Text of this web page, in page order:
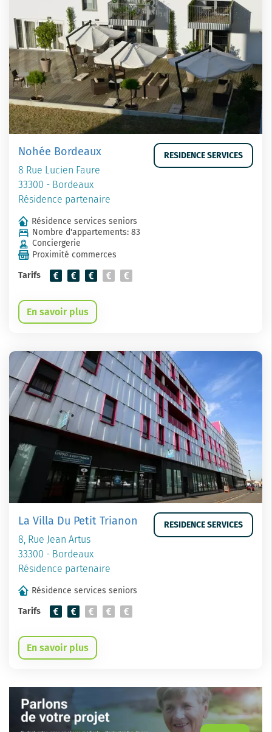
Nohée Bordeaux
8 Rue Lucien Faure
33300 - Bordeaux
Résidence partenaire
RESIDENCE SERVICES
Résidence services seniors
Nombre d'appartements: 83
Conciergerie
Proximité commerces
Tarifs
En savoir plus
La Villa Du Petit Trianon
8, Rue Jean Artus
33300 - Bordeaux
Résidence partenaire
RESIDENCE SERVICES
Résidence services seniors
Tarifs
En savoir plus